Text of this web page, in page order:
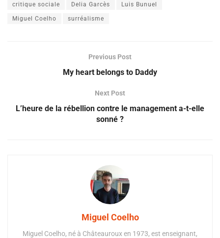
critique sociale Delia Garcès Luis Bunuel
Miguel Coelho surréalisme
Previous Post
My heart belongs to Daddy
Next Post
L’heure de la rébellion contre le management a-t-elle
sonné ?
Miguel Coelho
Miguel Coelho, né à Châteauroux en 1973, est enseignant,